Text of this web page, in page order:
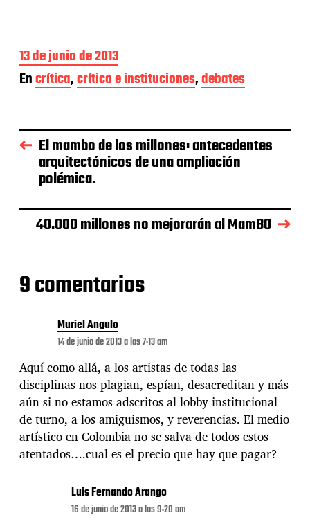
F
e
c
d
e
l
t
13 de junio de 2013
Encrítica,crítica e instituciones,debates
El mambo de los millones: antecedentes
arquitectónicos de una ampliación
polémica.
40.000 millones no mejorarán al MamBO
9 comentarios
Muriel Angulo
14 de junio de 2013 a las 7:13 am
Aquí como allá, a los artistas de todas las
disciplinas nos plagian, espían, desacreditan y más
aún si no estamos adscritos al lobby institucional
de turno, a los amiguismos, y reverencias. El medio
artístico en Colombia no se salva de todos estos
atentados….cual es el precio que hay que pagar?
Luis Fernando Arango
16 de junio de 2013 a las 9:20 am